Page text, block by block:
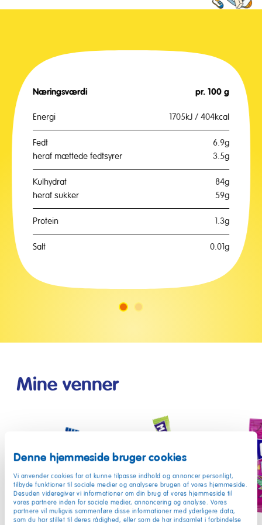
Denne hjemmeside bruger cookies
Vi anvender cookies for at kunne tilpasse indhold og annoncer personligt,
tilbyde funktioner til sociale medier og analysere brugen af vores hjemmeside.
Desuden videregiver vi informationer om din brug af vores hjemmeside til
vores partnere inden for sociale medier, annoncering og analyse. Vores
partnere vil muligvis sammenføre disse informationer med yderligere data,
som du har stillet til deres rådighed, eller som de har indsamlet i forbindelse
Næringsværdi pr. 100 g
Energi 1705kJ / 404kcal
Fedt
6.9g
heraf mættede fedtsyrer
3.5g
Kulhydrat
84g
heraf sukker
59g
Protein 1.3g
Salt 0.01g
Gå
1
Gå
2
Mine venner
MAOAM
Bloxx
MAOAM
Pinballs